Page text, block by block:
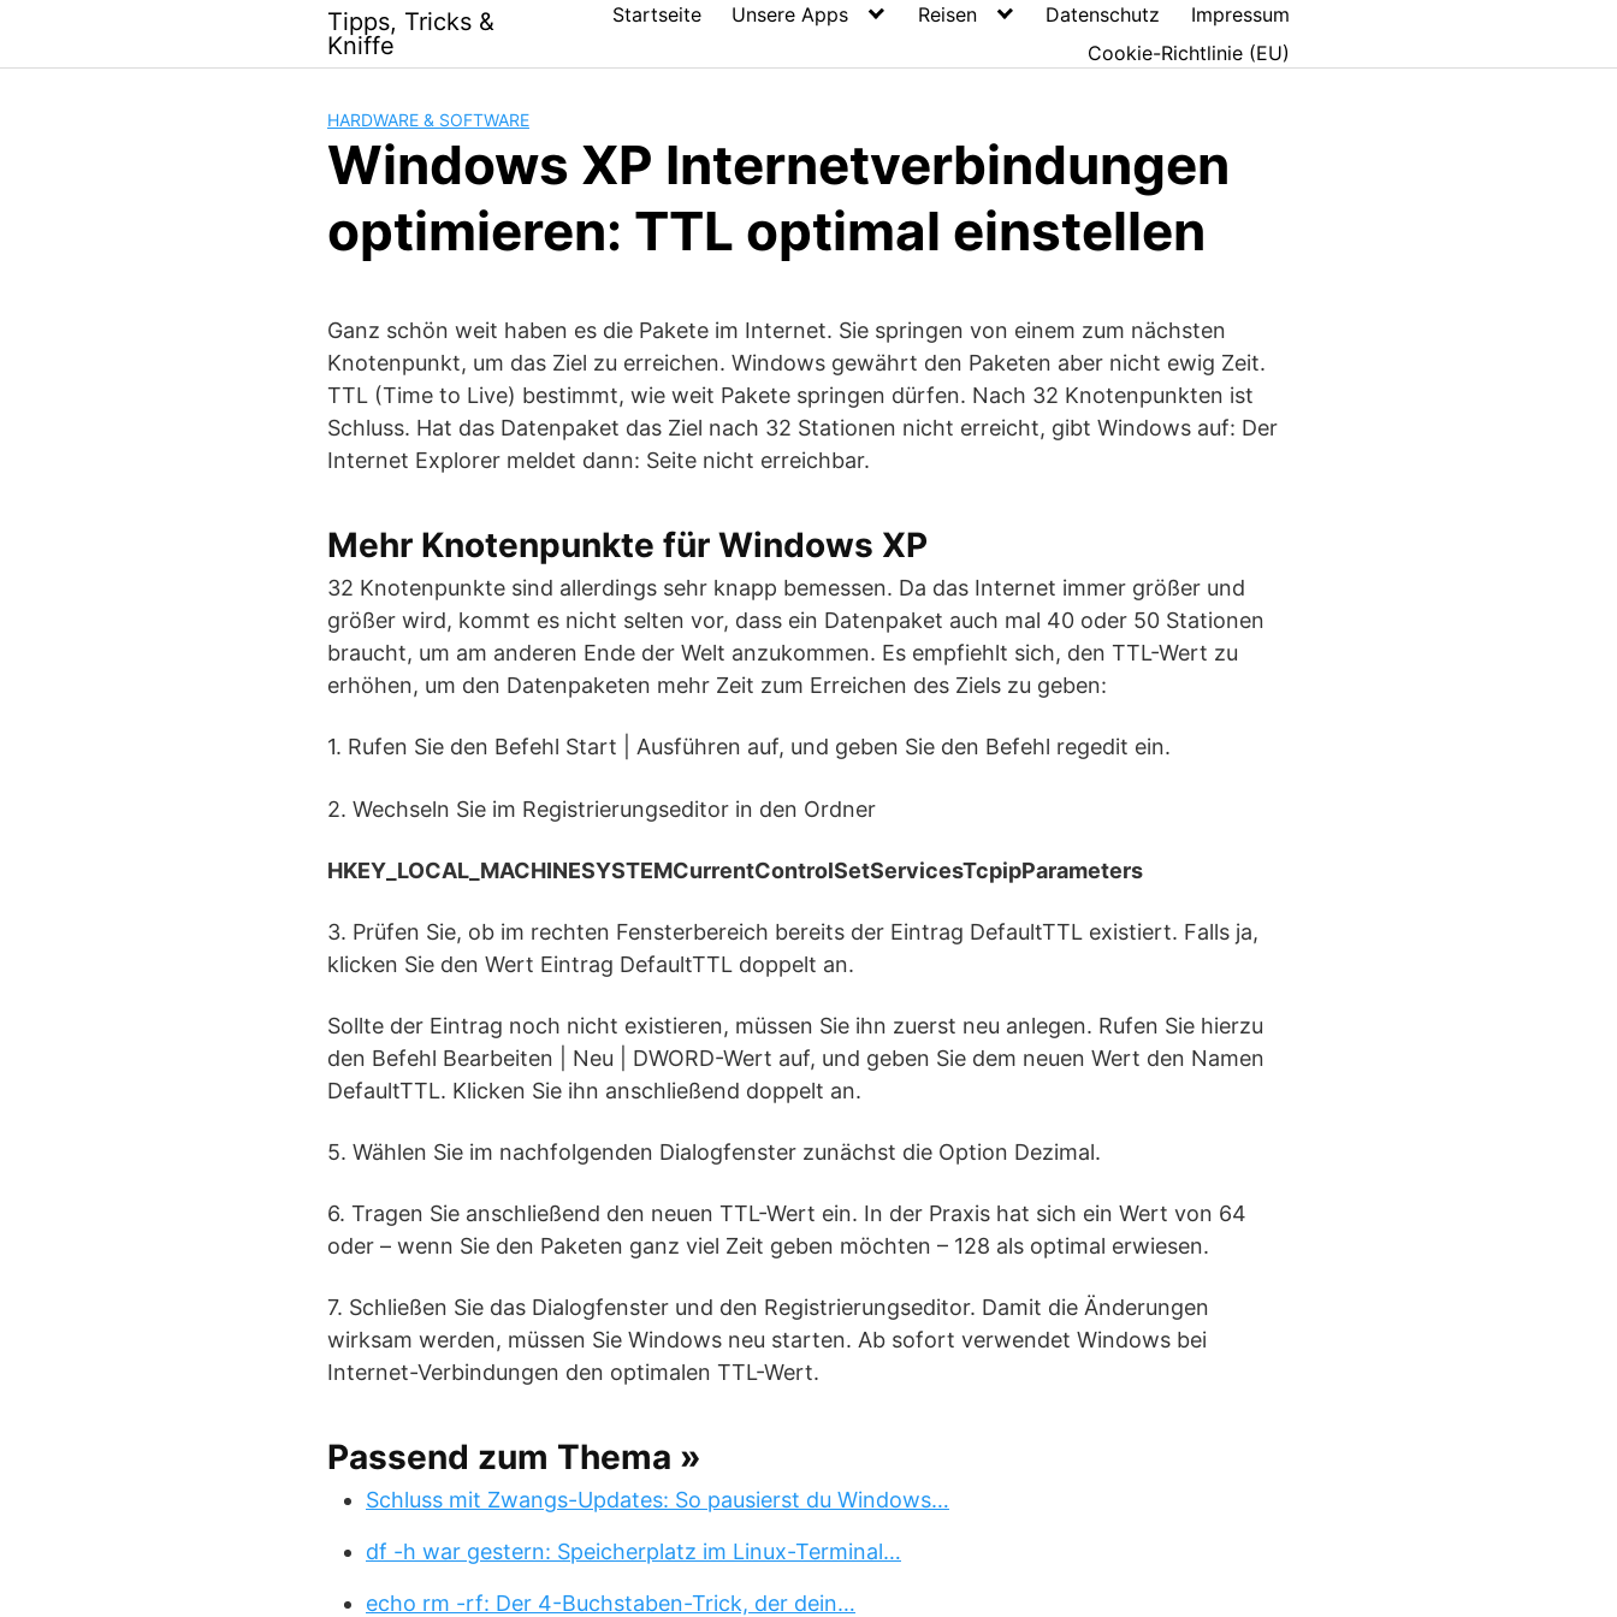
content
Tipps, Tricks &
Kniffe
Startseite Unsere Apps Reisen Datenschutz
Impressum
Cookie-Richtlinie (EU)
HARDWARE & SOFTWARE
Windows XP Internetverbindungen
optimieren: TTL optimal einstellen
Ganz schön weit haben es die Pakete im Internet. Sie springen von einem zum nächsten
Knotenpunkt, um das Ziel zu erreichen. Windows gewährt den Paketen aber nicht ewig Zeit.
TTL (Time to Live) bestimmt, wie weit Pakete springen dürfen. Nach 32 Knotenpunkten ist
Schluss. Hat das Datenpaket das Ziel nach 32 Stationen nicht erreicht, gibt Windows auf: Der
Internet Explorer meldet dann: Seite nicht erreichbar.
Mehr Knotenpunkte für Windows XP
32 Knotenpunkte sind allerdings sehr knapp bemessen. Da das Internet immer größer und
größer wird, kommt es nicht selten vor, dass ein Datenpaket auch mal 40 oder 50 Stationen
braucht, um am anderen Ende der Welt anzukommen. Es empfiehlt sich, den TTL-Wert zu
erhöhen, um den Datenpaketen mehr Zeit zum Erreichen des Ziels zu geben:
1. Rufen Sie den Befehl Start | Ausführen auf, und geben Sie den Befehl regedit ein.
2. Wechseln Sie im Registrierungseditor in den Ordner
HKEY_LOCAL_MACHINESYSTEMCurrentControlSetServicesTcpipParameters
3. Prüfen Sie, ob im rechten Fensterbereich bereits der Eintrag DefaultTTL existiert. Falls ja,
klicken Sie den Wert Eintrag DefaultTTL doppelt an.
Sollte der Eintrag noch nicht existieren, müssen Sie ihn zuerst neu anlegen. Rufen Sie hierzu
den Befehl Bearbeiten | Neu | DWORD-Wert auf, und geben Sie dem neuen Wert den Namen
DefaultTTL. Klicken Sie ihn anschließend doppelt an.
5. Wählen Sie im nachfolgenden Dialogfenster zunächst die Option Dezimal.
6. Tragen Sie anschließend den neuen TTL-Wert ein. In der Praxis hat sich ein Wert von 64
oder – wenn Sie den Paketen ganz viel Zeit geben möchten – 128 als optimal erwiesen.
7. Schließen Sie das Dialogfenster und den Registrierungseditor. Damit die Änderungen
wirksam werden, müssen Sie Windows neu starten. Ab sofort verwendet Windows bei
Internet-Verbindungen den optimalen TTL-Wert.
Passend zum Thema »
Schluss mit Zwangs-Updates: So pausierst du Windows…
df -h war gestern: Speicherplatz im Linux-Terminal…
echo rm -rf: Der 4-Buchstaben-Trick, der dein…